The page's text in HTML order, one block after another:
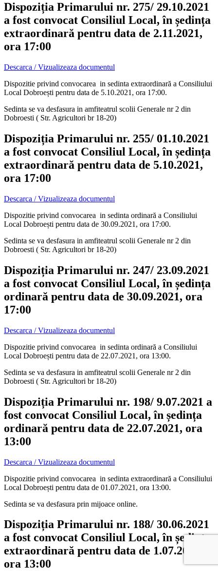
Dispoziția Primarului nr. 275/ 29.10.2021
a fost convocat Consiliul Local, în ședința
extraordinară pentru data de 2.11.2021,
ora 17:00
Descarca / Vizualizeaza documentul
Dispozitie privind convocarea in sedinta extraordinară a Consiliului
Local Dobroești pentru data de 5.10.2021, ora 17:00.
Sedinta se va desfasura in amfiteatrul scolii Generale nr 2 din
Dobroesti ( Str. Agricultori br 18-20)
Dispoziția Primarului nr. 255/ 01.10.2021
a fost convocat Consiliul Local, în ședința
extraordinară pentru data de 5.10.2021,
ora 17:00
Descarca / Vizualizeaza documentul
Dispozitie privind convocarea in sedinta ordinară a Consiliului
Local Dobroești pentru data de 30.09.2021, ora 17:00.
Sedinta se va desfasura in amfiteatrul scolii Generale nr 2 din
Dobroesti ( Str. Agricultori br 18-20)
Dispoziția Primarului nr. 247/ 23.09.2021
a fost convocat Consiliul Local, în ședința
ordinară pentru data de 30.09.2021, ora
17:00
Descarca / Vizualizeaza documentul
Dispozitie privind convocarea in sedinta ordinară a Consiliului
Local Dobroești pentru data de 22.07.2021, ora 13:00.
Sedinta se va desfasura in amfiteatrul scolii Generale nr 2 din
Dobroesti ( Str. Agricultori br 18-20)
Dispoziția Primarului nr. 198/ 9.07.2021 a
fost convocat Consiliul Local, în ședința
ordinară pentru data de 22.07.2021, ora
13:00
Descarca / Vizualizeaza documentul
Dispozitie privind convocarea in sedinta extraordinară a Consiliului
Local Dobroești pentru data de 01.07.2021, ora 13:00.
Sedinta se va desfasura prin mijoace online.
Dispoziția Primarului nr. 188/ 30.06.2021
a fost convocat Consiliul Local, în ședința
extraordinară pentru data de 1.07.2021,
ora 13:00